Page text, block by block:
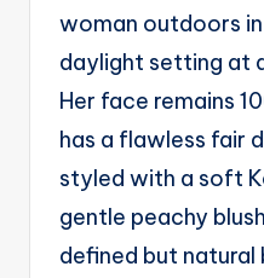
Ai
woman outdoors
daylight setting at
Her face remains
has a flawless fair
styled with a soft
gentle peachy
defined but